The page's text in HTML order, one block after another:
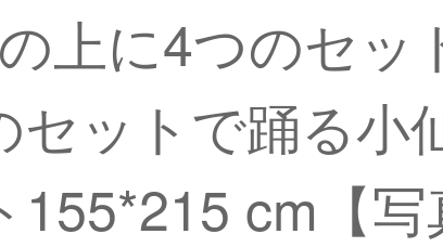
上に4つのセッ
ットで踊る小
cm【